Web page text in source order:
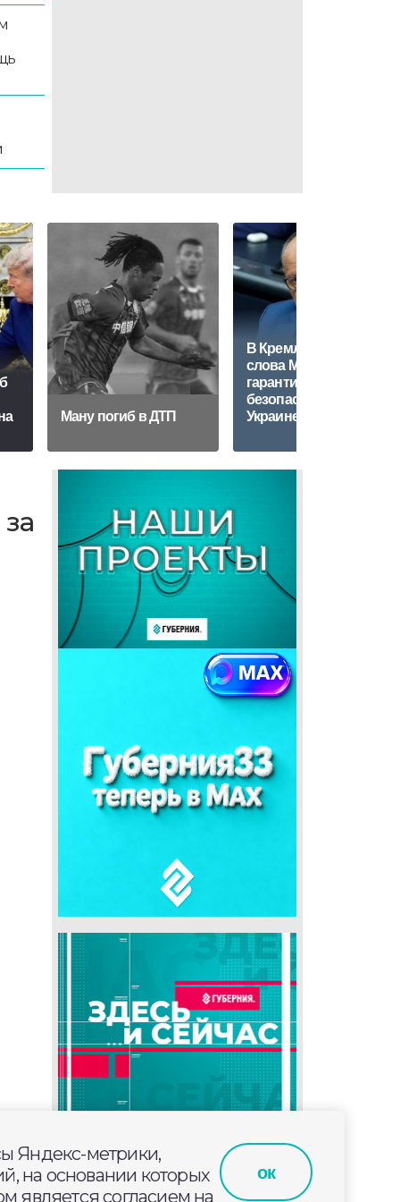
Ману погиб в ДТП
В Кремле ответили на
слова Мерца о
гарантиях
безопасности
Украине
Яндекс-метрики,
на основании которых
является согласием на
ок